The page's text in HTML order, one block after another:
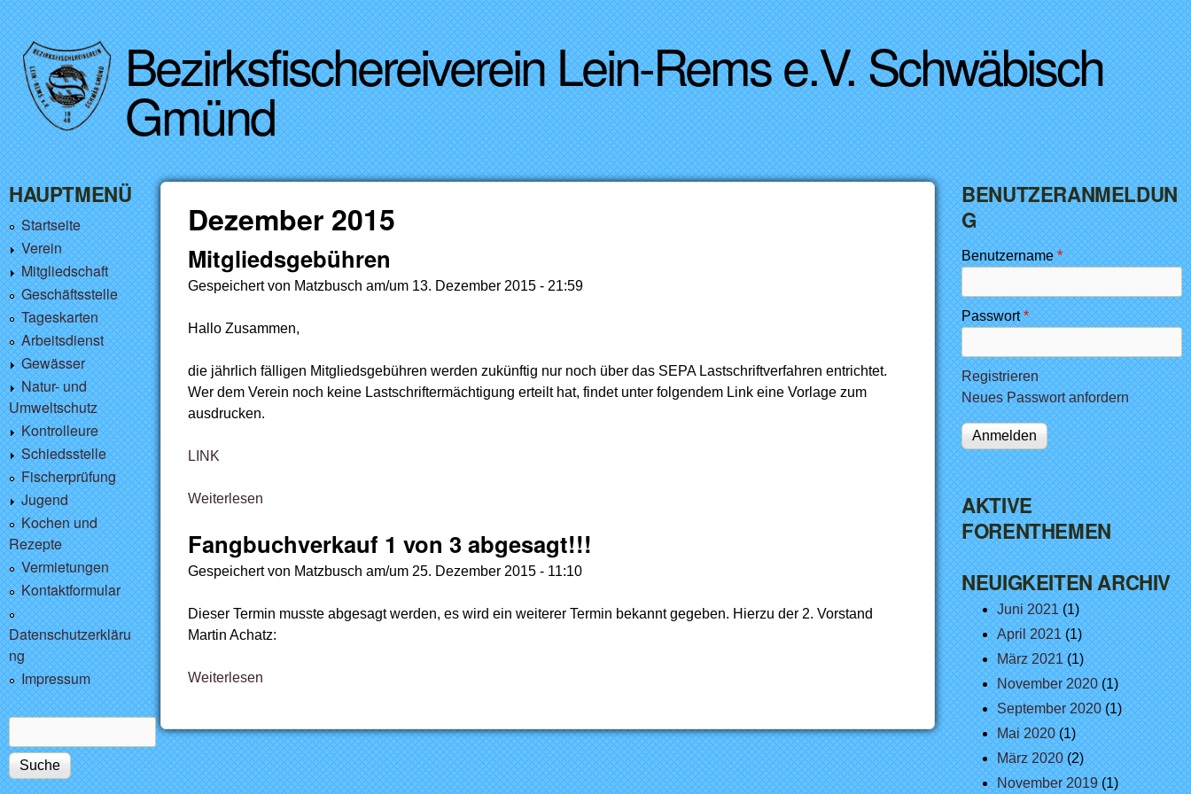
Direkt zum Inhalt
Bezirksfischereiverein Lein-Rems e.V. Schwäbisch
Gmünd
Dezember 2015
Mitgliedsgebühren
Gespeichert von Matzbusch am/um 13. Dezember 2015 - 21:59
Hallo Zusammen,
die jährlich fälligen Mitgliedsgebühren werden zukünftig nur noch über das SEPA Lastschriftverfahren entrichtet.
Wer dem Verein noch keine Lastschriftermächtigung erteilt hat, findet unter folgendem Link eine Vorlage zum
ausdrucken.
LINK
Weiterlesen
Fangbuchverkauf 1 von 3 abgesagt!!!
Gespeichert von Matzbusch am/um 25. Dezember 2015 - 11:10
Dieser Termin musste abgesagt werden, es wird ein weiterer Termin bekannt gegeben. Hierzu der 2. Vorstand
Martin Achatz:
Weiterlesen
HAUPTMENÜ
Startseite
Verein
Mitgliedschaft
Geschäftsstelle
Tageskarten
Arbeitsdienst
Gewässer
Natur- und
Umweltschutz
Kontrolleure
Schiedsstelle
Fischerprüfung
Jugend
Kochen und
Rezepte
Vermietungen
Kontaktformular
Datenschutzerkläru
ng
Impressum
Suchformular
BENUTZERANMELDUN
G
Benutzername*
Passwort*
Registrieren
Neues Passwort anfordern
AKTIVE
FORENTHEMEN
NEUIGKEITEN ARCHIV
Juni 2021(1)
April 2021(1)
März 2021(1)
November 2020(1)
September 2020(1)
Mai 2020(1)
März 2020(2)
November 2019(1)